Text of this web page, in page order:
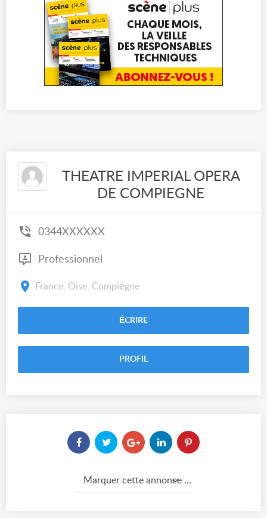
THEATRE IMPERIAL OPERA
DE COMPIEGNE
0344XXXXXX
Professionnel
France, Oise, Compiègne
ÉCRIRE
PROFIL
Marquer cette annonce comme...